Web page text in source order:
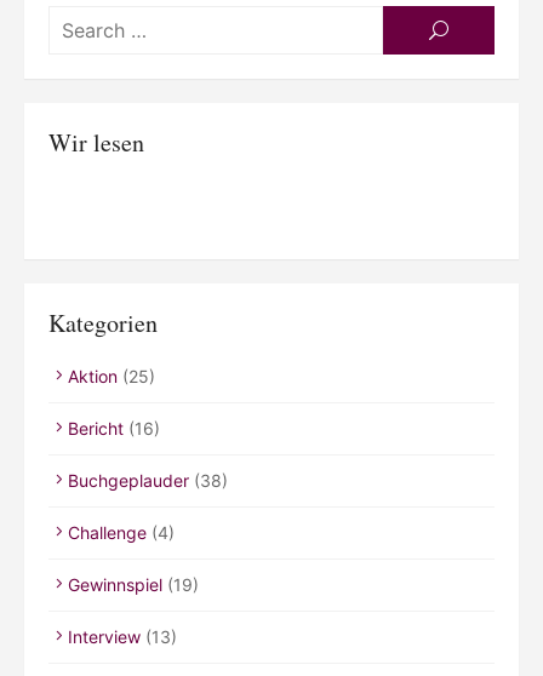
SEARCH
Wir lesen
Kategorien
Aktion (25)
Bericht (16)
Buchgeplauder (38)
Challenge (4)
Gewinnspiel (19)
Interview (13)